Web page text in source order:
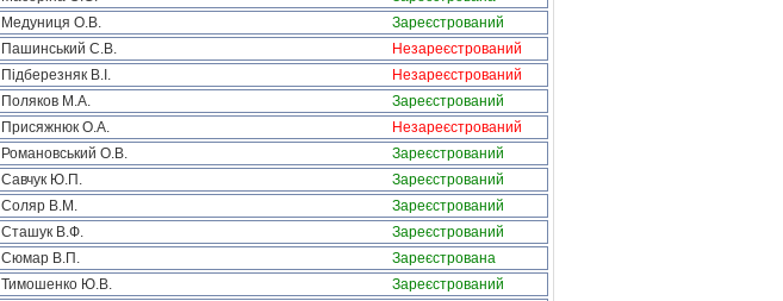
Медуниця О.В.
Зареєстрований
Пашинський С.В.
Незареєстрований
Підберезняк В.І.
Незареєстрований
Поляков М.А.
Зареєстрований
Присяжнюк О.А.
Незареєстрований
Романовський О.В.
Зареєстрований
Савчук Ю.П.
Зареєстрований
Соляр В.М.
Зареєстрований
Сташук В.Ф.
Зареєстрований
Сюмар В.П.
Зареєстрована
Тимошенко Ю.В.
Зареєстрований